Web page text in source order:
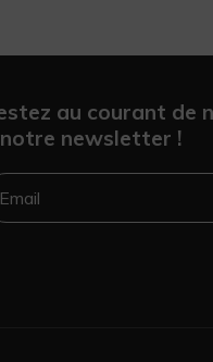
au courant de
newsletter !